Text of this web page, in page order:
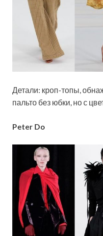
Детали: кроп-топы,
пальто без юбки, но с
Peter Do